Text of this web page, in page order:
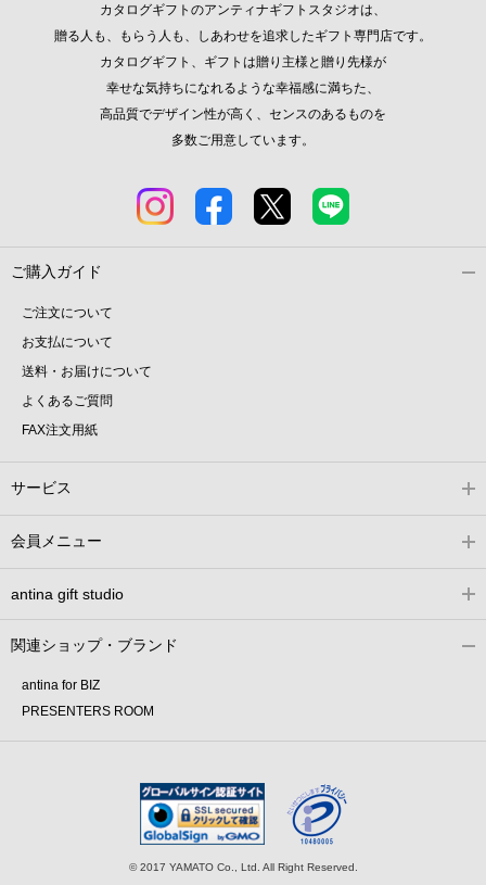
カタログギフトのアンティナギフトスタジオは、
贈る人も、もらう人も、しあわせを追求したギフト専門店です。
カタログギフト、ギフトは贈り主様と贈り先様が
幸せな気持ちになれるような幸福感に満ちた、
高品質でデザイン性が高く、センスのあるものを
多数ご用意しています。
ご購入ガイド
ご注文について
お支払について
送料・お届けについて
よくあるご質問
FAX注文用紙
サービス
会員メニュー
antina gift studio
関連ショップ・ブランド
antina for BIZ
PRESENTERS ROOM
© 2017 YAMATO Co., Ltd. All Right Reserved.